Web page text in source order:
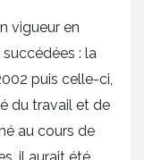
vigueur en
: la
puis celle-ci,
du travail et de
au cours de